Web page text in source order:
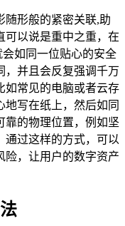
随形般的紧密关联,助
可以说是重中之重，在
会如同一位贴心的安全
，并且会反复强调千万
如常见的电脑或者云存
写在纸上，然后如同
靠的物理位置，例如坚
通过这样的方式，可以
险，让用户的数字资产